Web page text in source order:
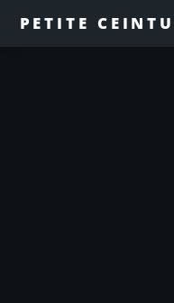
PETITE